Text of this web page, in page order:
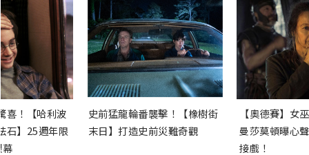
喜！【哈利波
石】25週年限
史前猛龍輪番襲擊！【橡樹街
末日】打造史前災難奇觀
【奧德賽】女
曼莎莫頓曝心
接戲！